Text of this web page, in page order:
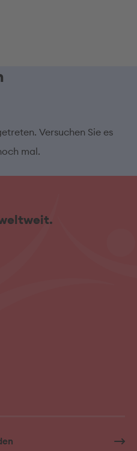
Versuchen Sie es
mal.